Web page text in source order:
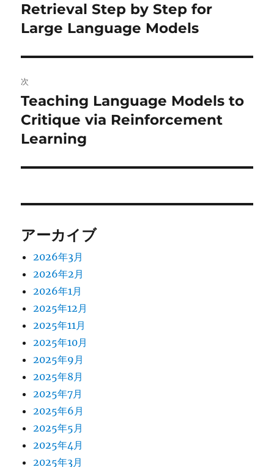
ナ
ビ
ゲ
ー
シ
ョ
ン
の
投
Retrieval Step by Step for
Large Language Models
次
次
の
投
Teaching Language Models to
Critique via Reinforcement
Learning
アーカイブ
2026年3月
2026年2月
2026年1月
2025年12月
2025年11月
2025年10月
2025年9月
2025年8月
2025年7月
2025年6月
2025年5月
2025年4月
2025年3月